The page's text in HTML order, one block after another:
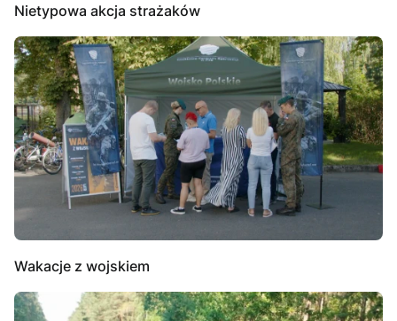
Nietypowa akcja strażaków
Wakacje z wojskiem